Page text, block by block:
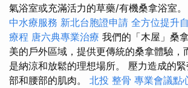
氣浴室或充滿活力的草藥/有機桑拿浴室。
中水療服務 新北台胞證申請 全方位提升
療程 唐六典專業治療 我們的「木屋」桑
美的戶外區域，提供更傳統的桑拿體驗，
是納涼和放鬆的理想場所。 壓力造成的
部和腰部的肌肉。 北投 整骨 專業會議點